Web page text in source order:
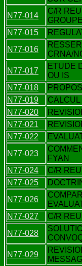
N77-014
C/R
N77-015
N77-016
CRNA/
N77-017
ETUDE
OU IS
N77-018
N77-019
N77-020
N77-021
N77-022
N77-023
FYAN
N77-024
C/R
N77-025
N77-026
N77-027
C/R
N77-028
N77-029